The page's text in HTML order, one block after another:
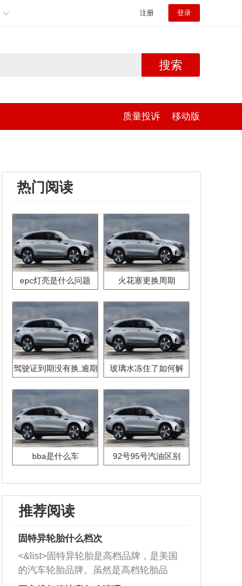
注册 登录
搜索
质量投诉 移动版
热门阅读
epc灯亮是什么问题 火花塞更换周期
驾驶证到期没有换,逾期
玻璃水冻住了如何解
bba是什么车 92号95号汽油区别
推荐阅读
固特异轮胎什么档次
<&list>固特异轮胎是高档品牌，是美国
的汽车轮胎品牌。虽然是高档轮胎品
牌，但是中高低端的轮胎都有生产，这